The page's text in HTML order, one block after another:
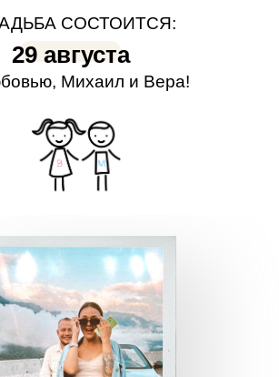
Михаил и Вера!
СОСТОИТСЯ:
29 августа